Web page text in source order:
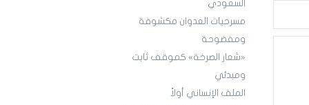
السعودي
مسرحيات العدوان مكشوفة
ومفضوحة
«شعار الصرخة» كموقف ثابت
ومبدئي
الملف الإنساني أولاً